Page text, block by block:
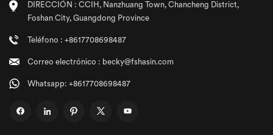
DIRECCIÓN : CCIH, Nanzhuang Town, Chancheng District,
Foshan City, Guangdong Province
Teléfono : +8617708698487
Correo electrónico : becky@fshasin.com
Whatsapp: +8617708698487